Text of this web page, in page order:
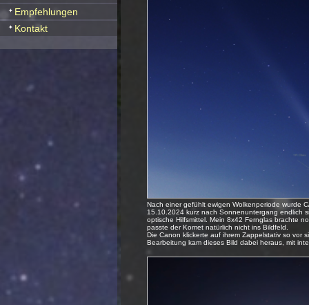
Empfehlungen
Kontakt
Nach einer gefühlt ewigen Wolkenperiode wurde
15.10.2024 kurz nach Sonnenuntergang endlich
optische Hilfsmittel. Mein 8x42 Fernglas brachte
passte der Komet natürlich nicht ins Bildfeld.
Die Canon klickerte auf ihrem Zappelstativ so vor
Bearbeitung kam dieses Bild dabei heraus, mit